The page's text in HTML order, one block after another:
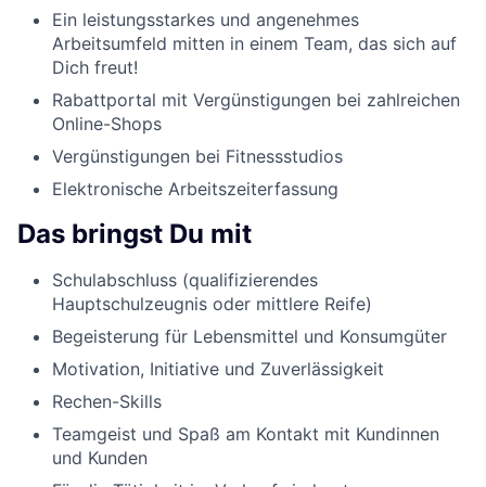
Ein leistungsstarkes und angenehmes
Arbeitsumfeld mitten in einem Team, das sich auf
Dich freut!
Rabattportal mit Vergünstigungen bei zahlreichen
Online-Shops
Vergünstigungen bei Fitnessstudios
Elektronische Arbeitszeiterfassung
Das bringst Du mit
Schulabschluss (qualifizierendes
Hauptschulzeugnis oder mittlere Reife)
Begeisterung für Lebensmittel und Konsumgüter
Motivation, Initiative und Zuverlässigkeit
Rechen-Skills
Teamgeist und Spaß am Kontakt mit Kundinnen
und Kunden